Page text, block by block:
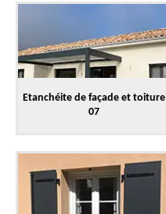
Etanchéite de façade et toiture
07